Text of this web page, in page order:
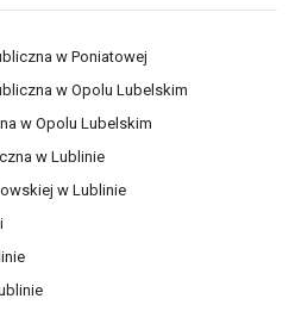
w Poniatowej
w Opolu Lubelskim
w Opolu Lubelskim
w Lublinie
w Lublinie